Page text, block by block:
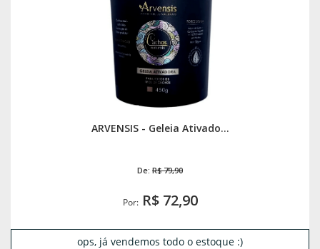
ARVENSIS - Geleia Ativado...
De: R$ 79,90
Por:R$ 72,90
ops, já vendemos todo o estoque :)